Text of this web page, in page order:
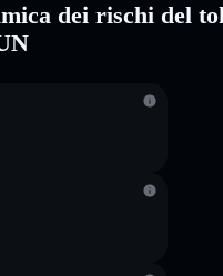
dei rischi del